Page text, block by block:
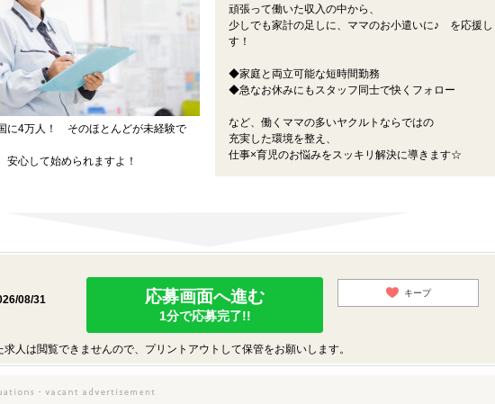
に4万人！ そのほとんどが未経験で
安心して始められますよ！
頑張って働いた収入の中から、
少しでも家計の足しに、ママのお小遣いに♪ を応援し
す！
◆家庭と両立可能な短時間勤務
◆急なお休みにもスタッフ同士で快くフォロー
など、働くママの多いヤクルトならではの
充実した環境を整え、
仕事×育児のお悩みをスッキリ解決に導きます☆
08/31
応募画面へ進む
1分で応募完了!!
キープ
人は閲覧できませんので、プリントアウトして保管をお願いします。